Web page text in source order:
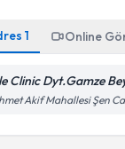
1 Online
Clinic Dyt.Gamze
Akif Mahallesi Şen